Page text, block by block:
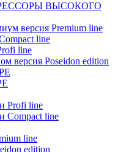
ВЫСОКОГО
версия Premium line
line
line
версия Poseidon edition
Profi line
Compact line
line
edition